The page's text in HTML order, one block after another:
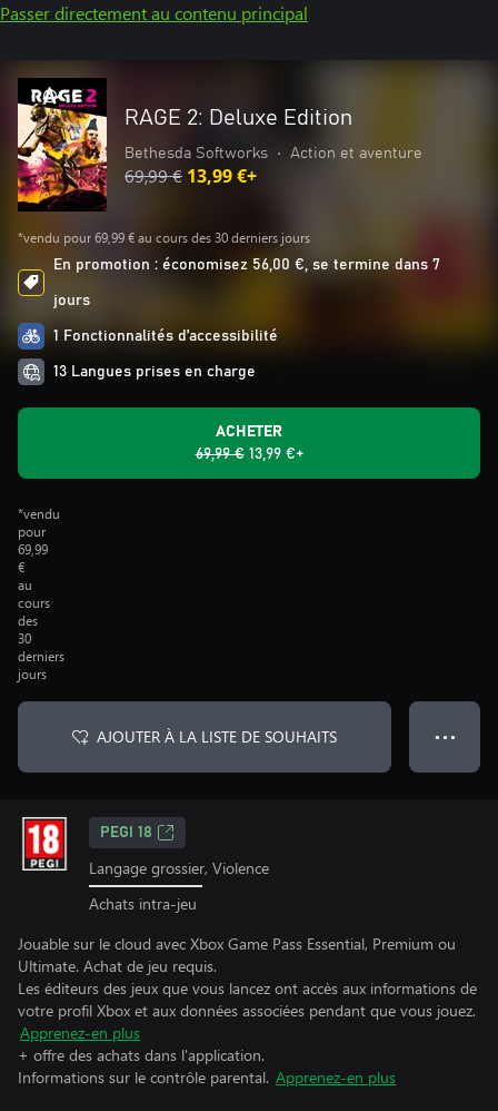
Passer directement au contenu principal
RAGE 2: Deluxe Edition
Bethesda Softworks • Action et aventure
69,99 € 13,99 €+
*vendu pour 69,99 € au cours des 30 derniers jours
En promotion : économisez 56,00 €, se termine dans 7
jours
1 Fonctionnalités d’accessibilité
13 Langues prises en charge
ACHETER
69,99 € 13,99 €+
*vendu
pour
69,99
€
au
cours
des
30
derniers
jours
AJOUTER À LA LISTE DE SOUHAITS ● ● ●
PEGI 18
Langage grossier, Violence
Achats intra-jeu
Jouable sur le cloud avec Xbox Game Pass Essential, Premium ou
Ultimate. Achat de jeu requis.
Les éditeurs des jeux que vous lancez ont accès aux informations de
votre profil Xbox et aux données associées pendant que vous jouez.
Apprenez-en plus
+ offre des achats dans l'application.
Informations sur le contrôle parental. Apprenez-en plus